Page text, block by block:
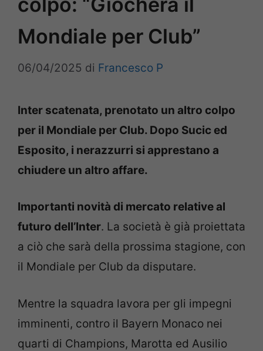
Mondiale per Club”
06/04/2025 di Francesco P
Inter scatenata, prenotato un altro colpo
per il Mondiale per Club. Dopo Sucic ed
Esposito, i nerazzurri si apprestano a
chiudere un altro affare.
Importanti novità di mercato relative al
futuro dell’Inter. La società è già proiettata
a ciò che sarà della prossima stagione, con
il Mondiale per Club da disputare.
Mentre la squadra lavora per gli impegni
imminenti, contro il Bayern Monaco nei
quarti di Champions, Marotta ed Ausilio